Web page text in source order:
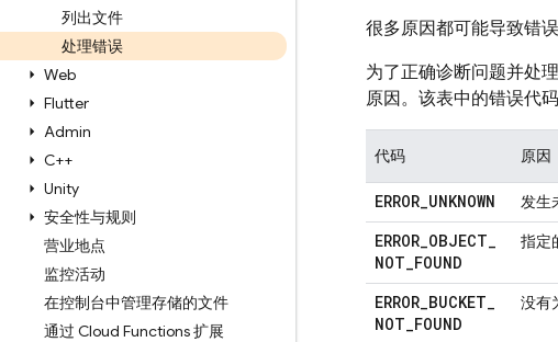
列出文件
处理错误
Web
Flutter
Admin
C++
Unity
安全性与规则
营业地点
监控活动
在控制台中管理存储的文件
通过 Cloud Functions 扩展
很多原因都可能导致错
为了正确诊断问题并处
原因。该表中的错误代
代码 原因
ERROR_UNKNOWN 发生
ERROR_OBJECT_
NOT_FOUND
指定
ERROR_BUCKET_
NOT_FOUND
没有